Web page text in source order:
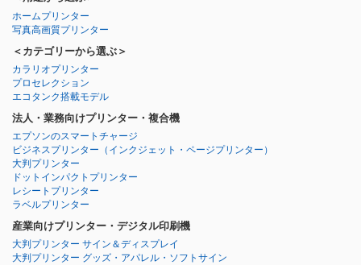
ホームプリンター
写真高画質プリンター
＜カテゴリーから選ぶ＞
カラリオプリンター
プロセレクション
エコタンク搭載モデル
法人・業務向けプリンター・複合機
エプソンのスマートチャージ
ビジネスプリンター （インクジェット・ページプリンター）
大判プリンター
ドットインパクトプリンター
レシートプリンター
ラベルプリンター
産業向けプリンター・デジタル印刷機
大判プリンター サイン＆ディスプレイ
大判プリンター グッズ・アパレル・ソフトサイン